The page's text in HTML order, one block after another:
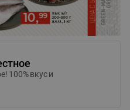
100% вкус и